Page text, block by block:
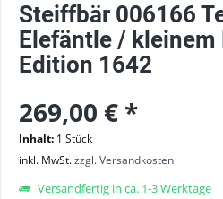
Steiffbär 006166
Elefäntle / kleinem
Edition 1642
269,00 € *
Inhalt: 1 Stück
inkl. MwSt.zzgl. Versandkosten
Versandfertig in ca. 1-3 Werktage